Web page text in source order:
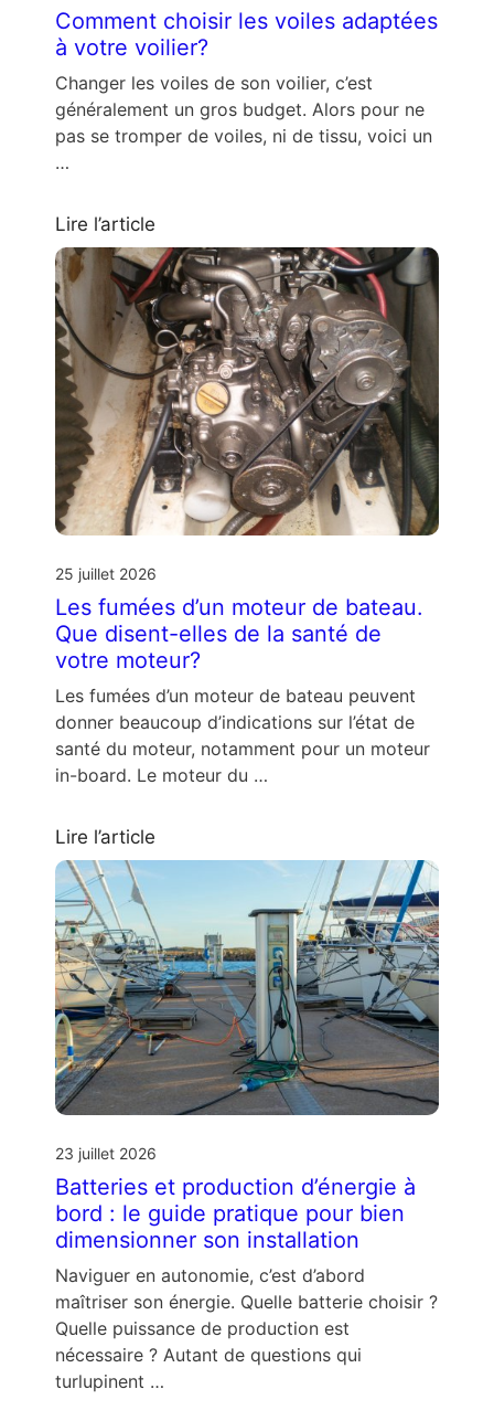
Comment choisir les voiles adaptées
à votre voilier?
Changer les voiles de son voilier, c’est
généralement un gros budget. Alors pour ne
pas se tromper de voiles, ni de tissu, voici un
…
Lire l’article
25 juillet 2026
Les fumées d’un moteur de bateau.
Que disent-elles de la santé de
votre moteur?
Les fumées d’un moteur de bateau peuvent
donner beaucoup d’indications sur l’état de
santé du moteur, notamment pour un moteur
in-board. Le moteur du …
Lire l’article
23 juillet 2026
Batteries et production d’énergie à
bord : le guide pratique pour bien
dimensionner son installation
Naviguer en autonomie, c’est d’abord
maîtriser son énergie. Quelle batterie choisir ?
Quelle puissance de production est
nécessaire ? Autant de questions qui
turlupinent …